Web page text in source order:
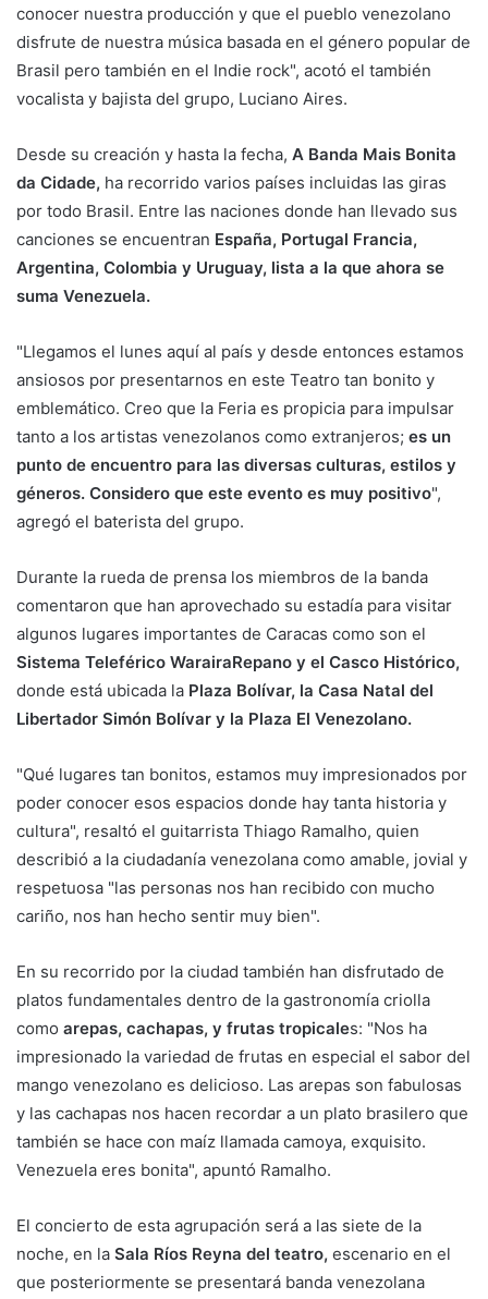
conocer nuestra producción y que el pueblo venezolano
disfrute de nuestra música basada en el género popular de
Brasil pero también en el Indie rock", acotó el también
vocalista y bajista del grupo, Luciano Aires.
Desde su creación y hasta la fecha, A Banda Mais Bonita
da Cidade, ha recorrido varios países incluidas las giras
por todo Brasil. Entre las naciones donde han llevado sus
canciones se encuentran España, Portugal Francia,
Argentina, Colombia y Uruguay, lista a la que ahora se
suma Venezuela.
"Llegamos el lunes aquí al país y desde entonces estamos
ansiosos por presentarnos en este Teatro tan bonito y
emblemático. Creo que la Feria es propicia para impulsar
tanto a los artistas venezolanos como extranjeros; es un
punto de encuentro para las diversas culturas, estilos y
géneros. Considero que este evento es muy positivo",
agregó el baterista del grupo.
Durante la rueda de prensa los miembros de la banda
comentaron que han aprovechado su estadía para visitar
algunos lugares importantes de Caracas como son el
Sistema Teleférico WarairaRepano y el Casco Histórico,
donde está ubicada la Plaza Bolívar, la Casa Natal del
Libertador Simón Bolívar y la Plaza El Venezolano.
"Qué lugares tan bonitos, estamos muy impresionados por
poder conocer esos espacios donde hay tanta historia y
cultura", resaltó el guitarrista Thiago Ramalho, quien
describió a la ciudadanía venezolana como amable, jovial y
respetuosa "las personas nos han recibido con mucho
cariño, nos han hecho sentir muy bien".
En su recorrido por la ciudad también han disfrutado de
platos fundamentales dentro de la gastronomía criolla
como arepas, cachapas, y frutas tropicales: "Nos ha
impresionado la variedad de frutas en especial el sabor del
mango venezolano es delicioso. Las arepas son fabulosas
y las cachapas nos hacen recordar a un plato brasilero que
también se hace con maíz llamada camoya, exquisito.
Venezuela eres bonita", apuntó Ramalho.
El concierto de esta agrupación será a las siete de la
noche, en la Sala Ríos Reyna del teatro, escenario en el
que posteriormente se presentará banda venezolana